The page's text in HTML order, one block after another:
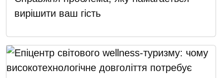
вирішити ваш гість